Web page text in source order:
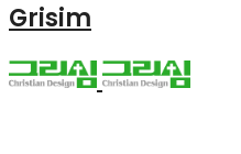
Grisim